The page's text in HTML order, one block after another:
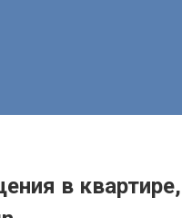
в